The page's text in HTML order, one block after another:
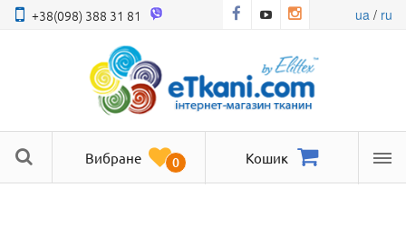
+38(098) 388 31 81 ua/ ru
Вибране 0 Кошик